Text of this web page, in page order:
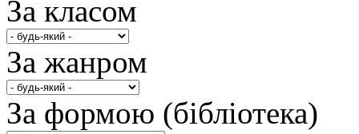
За класом
За жанром
За формою (бібліотека)